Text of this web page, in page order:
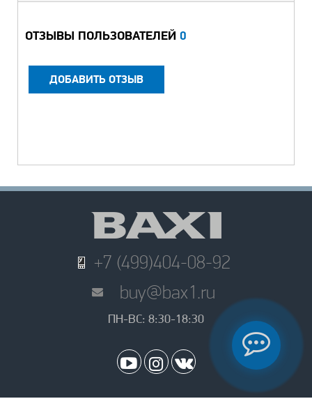
ОТЗЫВЫ ПОЛЬЗОВАТЕЛЕЙ 0
ДОБАВИТЬ ОТЗЫВ
+7 (499)404-08-92
buy@bax1.ru
ПН-ВС: 8:30-18:30